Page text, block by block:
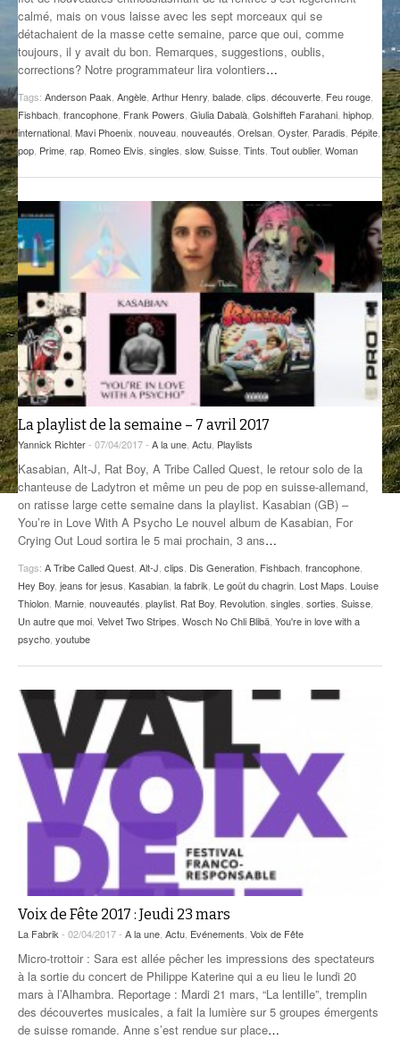
GROOVE N SUN
IL ÉTAIT UNE FOIS
L’ASTUCE DE LA PORTE EN BOIS
LA FABRIK POÉTIK
LA SOUTERRAINE
MUSIQUE DES ANTIPODES
NOS ANCIENS
SONORIK
THEME FORCE
ZIRCONIUM
ANCIENNES ÉMISSIONS
PLUS DE MIX
calmé, mais on vous laisse avec les sept morceaux qui se
détachaient de la masse cette semaine, parce que oui, comme
toujours, il y avait du bon. Remarques, suggestions, oublis,
corrections? Notre programmateur lira volontiers…
Tags: Anderson Paak Angèle Arthur Henry balade clips découverte Feu rouge
Fishbach francophone Frank Powers Giulia Dabalà Golshifteh Farahani hiphop
international Mavi Phoenix nouveau nouveautés Orelsan Oyster, Paradis Pépite
pop Prime rap Romeo Elvis singles slow, Suisse Tints Tout oublier, Woman
La playlist de la semaine – 7 avril 2017
Yannick Richter- 07/04/2017 - A la une Actu Playlists
Kasabian, Alt-J, Rat Boy, A Tribe Called Quest, le retour solo de la
chanteuse de Ladytron et même un peu de pop en suisse-allemand,
on ratisse large cette semaine dans la playlist. Kasabian (GB) –
You’re in Love With A Psycho Le nouvel album de Kasabian, For
Crying Out Loud sortira le 5 mai prochain, 3 ans…
Tags: A Tribe Called Quest Alt-J clips Dis Generation Fishbach francophone
Hey Boy jeans for jesus Kasabian la fabrik Le goût du chagrin Lost Maps Louise
Thiolon Marnie nouveautés playlist Rat Boy Revolution singles sorties Suisse
Un autre que moi Velvet Two Stripes Wosch No Chli Blibä You're in love with a
psycho youtube
Voix de Fête 2017 : Jeudi 23 mars
La Fabrik - 02/04/2017 - A la une Actu Evénements Voix de Fête
Micro-trottoir : Sara est allée pêcher les impressions des spectateurs
à la sortie du concert de Philippe Katerine qui a eu lieu le lundi 20
mars à l’Alhambra. Reportage : Mardi 21 mars, “La lentille”, tremplin
des découvertes musicales, a fait la lumière sur 5 groupes émergents
de suisse romande. Anne s’est rendue sur place…